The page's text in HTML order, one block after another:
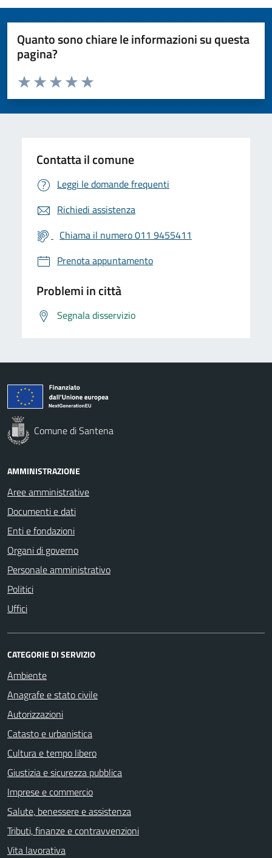
Quanto sono chiare le informazioni su questa
pagina?
Valuta da 1 a 5 stelle la pagina
Valuta 5 stelle su 5
Valuta 4 stelle su 5
Valuta 3 stelle su 5
Valuta 2 stelle su 5
Valuta 1 stelle su 5
Contatta il comune
Leggi le domande frequenti
Richiedi assistenza
Chiama il numero 011 9455411
Prenota appuntamento
Problemi in città
Segnala disservizio
Comune di Santena
AMMINISTRAZIONE
Aree amministrative
Documenti e dati
Enti e fondazioni
Organi di governo
Personale amministrativo
Politici
Uffici
CATEGORIE DI SERVIZIO
Ambiente
Anagrafe e stato civile
Autorizzazioni
Catasto e urbanistica
Cultura e tempo libero
Giustizia e sicurezza pubblica
Imprese e commercio
Salute, benessere e assistenza
Tributi, finanze e contravvenzioni
Vita lavorativa